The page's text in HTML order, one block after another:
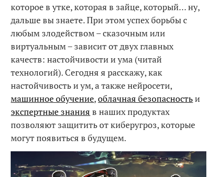
которое в утке, которая в зайце, который… ну,
дальше вы знаете. При этом успех борьбы с
любым злодейством – сказочным или
виртуальным – зависит от двух главных
качеств: настойчивости и ума (читай
технологий). Сегодня я расскажу, как
настойчивость и ум, а также нейросети,
машинное обучение,облачная безопасностьи
экспертные знания в наших продуктах
позволяют защитить от киберугроз, которые
могут появиться в будущем.